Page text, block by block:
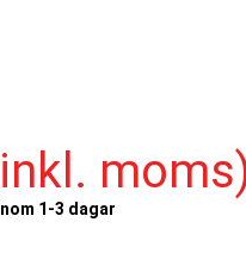
1-3 dagar